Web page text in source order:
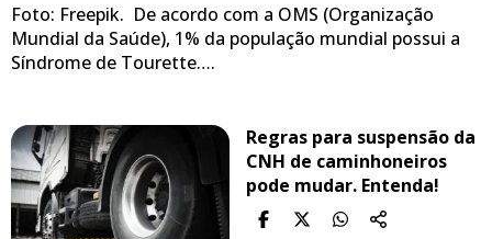
Foto: Freepik. De acordo com a OMS (Organização
Mundial da Saúde), 1% da população mundial possui a
Síndrome de Tourette….
Regras para suspensão da
CNH de caminhoneiros
pode mudar. Entenda!